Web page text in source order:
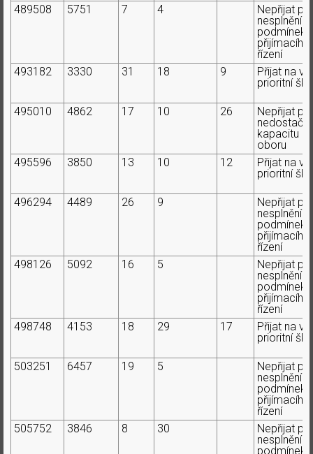
489508
5751 7 4
Nepřijat
nesplnění
podmínek
přijímacího
řízení
493182
3330 31 18 9
Přijat na
prioritní
495010 4862 17 10 26
Nepřijat
kapacitu
oboru
495596
3850 13 10 12
Přijat na
prioritní
496294 4489 26 9
Nepřijat
nesplnění
podmínek
přijímacího
řízení
498126
5092 16 5
Nepřijat
nesplnění
podmínek
přijímacího
řízení
498748
4153 18 29 17
Přijat na
prioritní
503251 6457 19 5
Nepřijat
nesplnění
podmínek
přijímacího
řízení
505752
3846 8 30
Nepřijat
nesplnění
podmínek